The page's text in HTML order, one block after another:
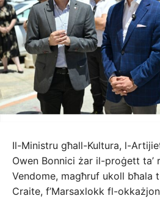
Il-Ministru għall-Kultura, l-
Owen Bonnici żar il-proġett ta’
Vendome, magħruf ukoll bħala
Craite, f’Marsaxlokk fl-